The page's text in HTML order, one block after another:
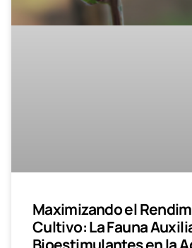
Maximizando el
Cultivo: La Fauna